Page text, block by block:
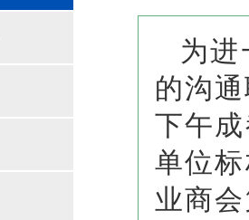
为
的沟
下午
单位
业商